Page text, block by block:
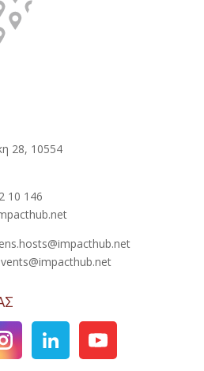
28, 10554
10 146